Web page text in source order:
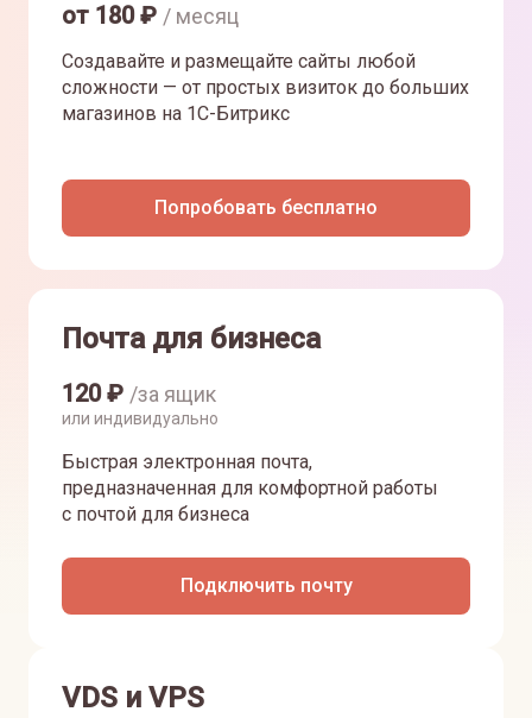
от 180₽ / месяц
Создавайте и размещайте сайты любой
сложности — от простых визиток до больших
магазинов на 1С-Битрикс
Попробовать бесплатно
Почта для бизнеса
120₽ /за ящик
или индивидуально
Быстрая электронная почта,
предназначенная для комфортной работы
с почтой для бизнеса
Подключить почту
VDS и VPS